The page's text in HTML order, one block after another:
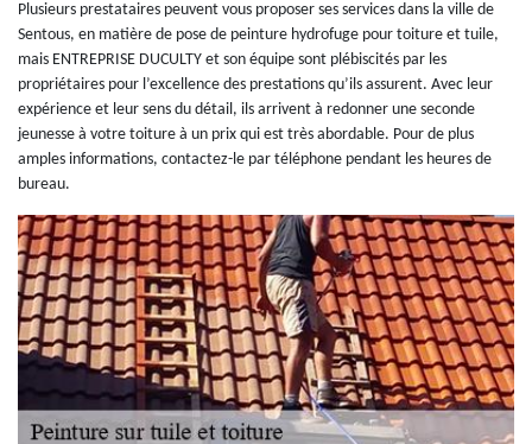
Plusieurs prestataires peuvent vous proposer ses services dans la ville de
Sentous, en matière de pose de peinture hydrofuge pour toiture et tuile,
mais ENTREPRISE DUCULTY et son équipe sont plébiscités par les
propriétaires pour l’excellence des prestations qu’ils assurent. Avec leur
expérience et leur sens du détail, ils arrivent à redonner une seconde
jeunesse à votre toiture à un prix qui est très abordable. Pour de plus
amples informations, contactez-le par téléphone pendant les heures de
bureau.